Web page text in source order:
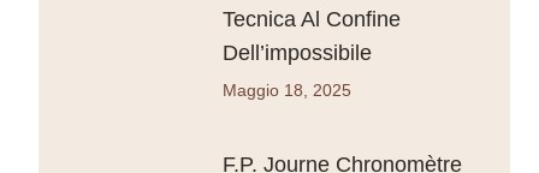
Tecnica Al Confine
Dell’impossibile
Maggio 18, 2025
F.P. Journe Chronomètre